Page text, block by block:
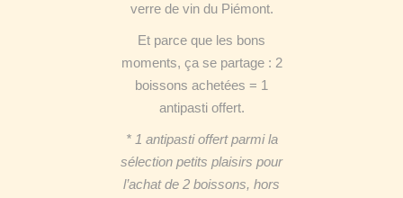
verre de vin du Piémont.
Et parce que les bons
moments, ça se partage : 2
boissons achetées = 1
antipasti offert.
* 1 antipasti offert parmi la
sélection petits plaisirs pour
l’achat de 2 boissons, hors